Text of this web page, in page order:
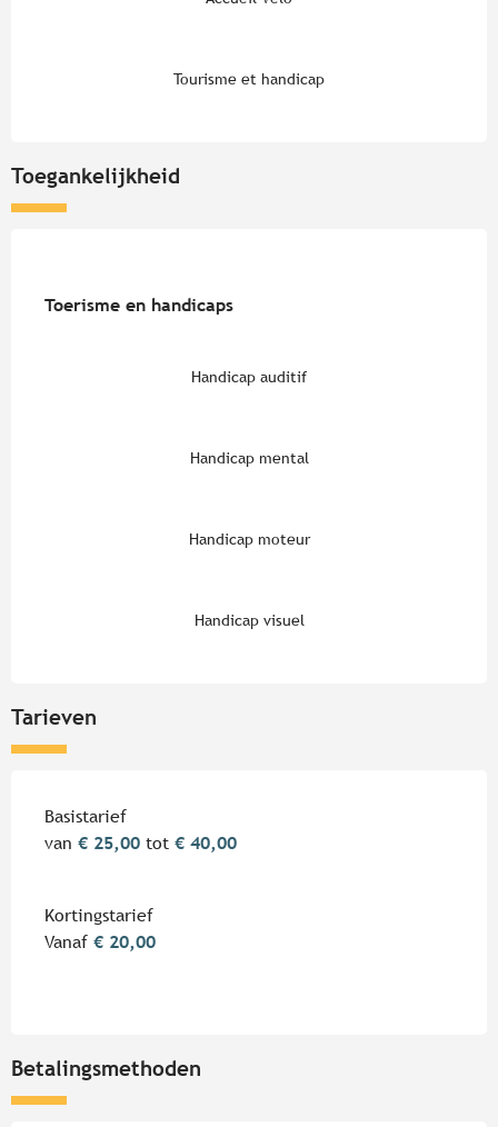
Tourisme et handicap
Toegankelijkheid
Toerisme en handicaps
Toerisme en handicaps
Handicap auditif
Handicap mental
Handicap moteur
Handicap visuel
Tarieven
Tarieven 2026
Basistarief
van € 25,00 tot € 40,00
Kortingstarief
Vanaf € 20,00
Betalingsmethoden